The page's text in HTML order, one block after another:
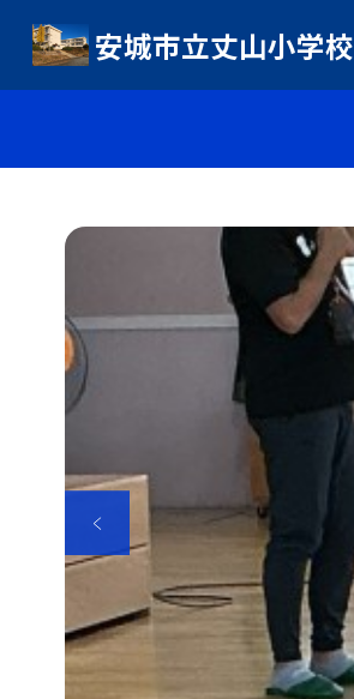
安城市立丈山小学校